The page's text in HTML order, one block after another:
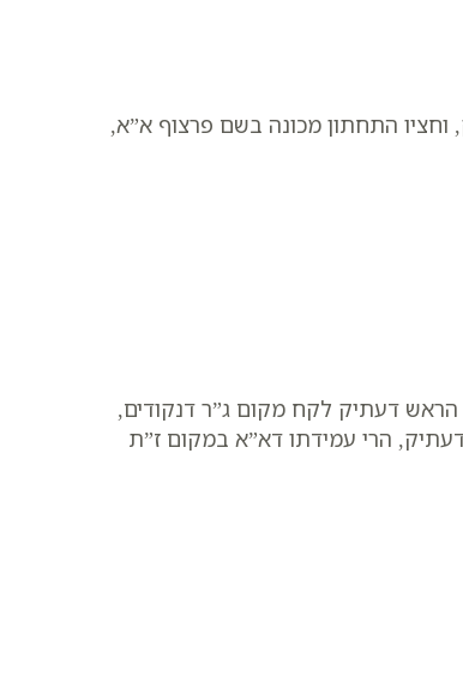
וחציו התחתון מכונה בשם פרצוף א”א,
דעתיק לקח מקום ג”ר דנקודים,
הרי עמידתו דא”א במקום ז”ת